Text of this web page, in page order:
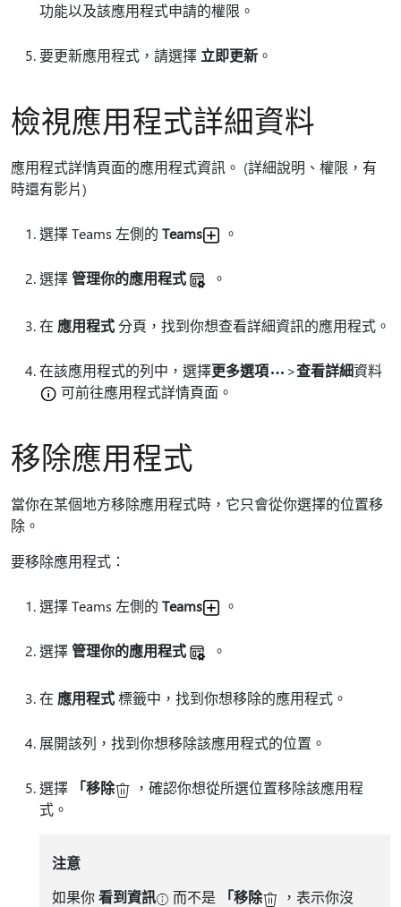
功能以及該應用程式申請的權限。
要更新應用程式，請選擇 立即更新 。
檢視應用程式詳細資料
應用程式詳情頁面的應用程式資訊。 (詳細說明、權限，有
時還有影片)
選擇 Teams 左側的 Teams 。
選擇管理你的應用程式 。
在 應用程式分頁，找到你想查看詳細資訊的應用程式。
在該應用程式的列中，選擇更多選項 >查看詳細資料
可前往應用程式詳情頁面。
移除應用程式
當你在某個地方移除應用程式時，它只會從你選擇的位置移
除。
要移除應用程式：
選擇 Teams 左側的 Teams 。
選擇管理你的應用程式 。
在 應用程式標籤中，找到你想移除的應用程式。
展開該列，找到你想移除該應用程式的位置。
選擇 「移除
，確認你想從所選位置移除該應用程
式。
注意
如果你看到資訊 而不是 「移除 ，表示你沒